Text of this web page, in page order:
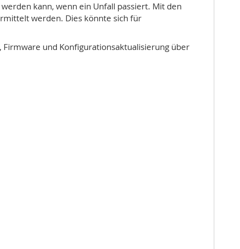
kann, wenn ein Unfall passiert. Mit den
werden. Dies könnte sich für
und Konfigurationsaktualisierung über